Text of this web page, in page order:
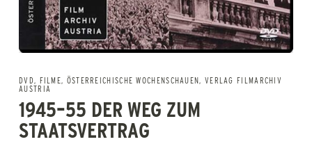
DVD, FILME, ÖSTERREICHISCHE WOCHENSCHAUEN, VERLAG FILMARCHIV
AUSTRIA
1945–55 DER WEG ZUM
STAATSVERTRAG